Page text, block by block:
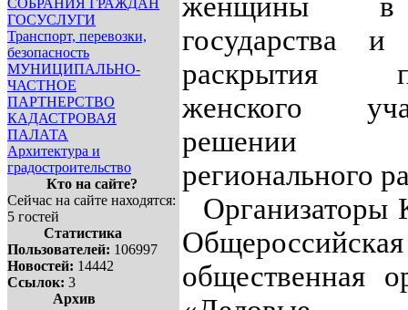
СОБРАНИЯ ГРАЖДАН
ГОСУСЛУГИ
Транспорт, перевозки,
безопасность
МУНИЦИПАЛЬНО-
ЧАСТНОЕ
ПАРТНЕРСТВО
КАДАСТРОВАЯ
ПАЛАТА
Архитектура и
градостроительство
Кто на сайте?
Сейчас на сайте находятся:
5 гостей
Статистика
Пользователей: 106997
Новостей: 14442
Ссылок: 3
Архив
государства и
раскрытия
женского
решении
регионального
Организаторы
Общероссийская
общественная